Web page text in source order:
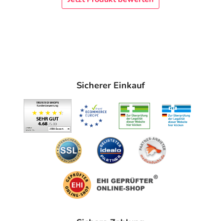
Fremdkörper aus dem Auge spült. Häufige Ursachen sind
Tränenersatzmittel haben sich Augentropfen mit
Hyaluronsäure bewährt. HYLO-VISION® SafeDrop® Plus
enthält zusätzlich Allantoin und eignet sich sehr gut zur
langanhaltenden Linderung bei Trockenheitsgefühl,
Reizungen und leichten Irritationen. Die mittelviskose
Lösung ist gut verträglich und lässt sich dank des
innovativen SafeDrop® Systems einfach anwenden.
Unterstützt die Zellregeneration mit Hyaluronsäure &
Sicherer Einkauf